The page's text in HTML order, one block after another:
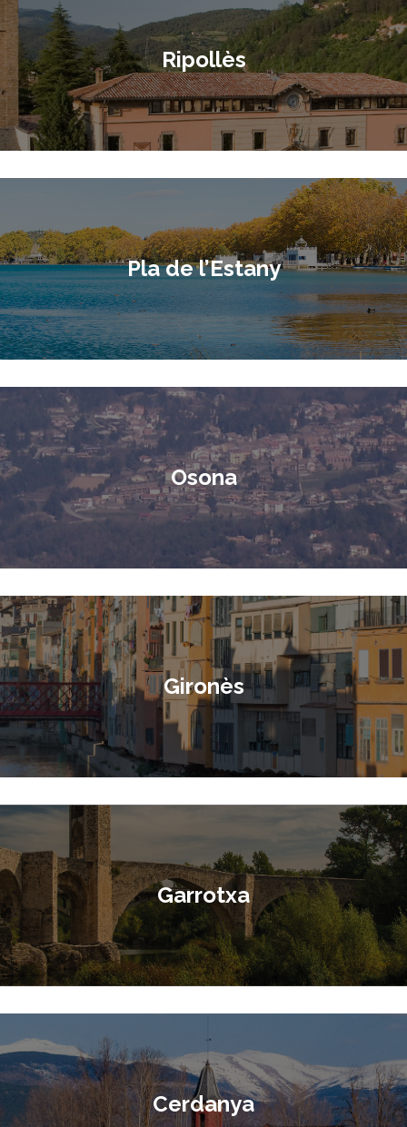
Ripollès
Pla de l’Estany
Osona
Gironès
Garrotxa
Cerdanya